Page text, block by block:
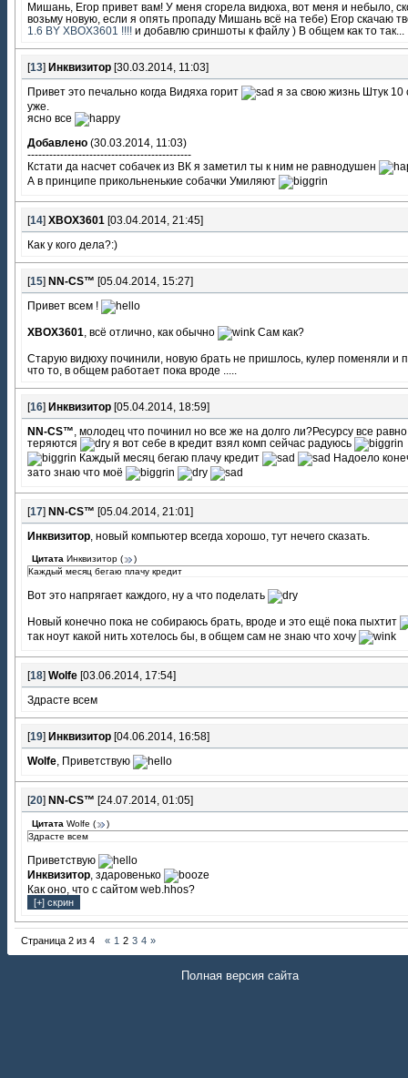
Мишань, Егор привет вам! У меня сгорела видюха, вот меня и небыло,
возьму новую, если я опять пропаду Мишань всё на тебе) Егор скачаю
1.6 BY XBOX3601 !!!! и добавлю сриншоты к файлу ) В общем как то так...
[13] Инквизитор [30.03.2014, 11:03]
Привет это печально когда Видяха горит
я за свою жизнь Штук 10
уже.
ясно все
Добавлено (30.03.2014, 11:03)
---------------------------------------------
Кстати да насчет собачек из ВК я заметил ты к ним не равнодушен
А в принципе прикольненькие собачки Умиляют
[14] XBOX3601 [03.04.2014, 21:45]
Как у кого дела?:)
[15] NN-CS™ [05.04.2014, 15:27]
Привет всем !
XBOX3601 , всё отлично, как обычно Сам как?
Старую видюху починили, новую брать не пришлось, кулер поменяли и
что то, в общем работает пока вроде .....
[16] Инквизитор [05.04.2014, 18:59]
NN-CS™ , молодец что починил но все же на долго ли?Ресурсу все равно
теряются
я вот себе в кредит взял комп сейчас радуюсь
Каждый месяц бегаю плачу кредит
Надоело
зато знаю что моё
[17] NN-CS™ [05.04.2014, 21:01]
Инквизитор , новый компьютер всегда хорошо, тут нечего сказать.
Цитата Инквизитор (
)
Каждый месяц бегаю плачу кредит
Вот это напрягает каждого, ну а что поделать
Новый конечно пока не собираюсь брать, вроде и это ещё пока пыхтит
так ноут какой нить хотелось бы, в общем сам не знаю что хочу
[18] Wolfe [03.06.2014, 17:54]
Здрасте всем
[19] Инквизитор [04.06.2014, 16:58]
Wolfe , Приветствую
[20] NN-CS™ [24.07.2014, 01:05]
Цитата Wolfe (
)
Здрасте всем
Приветствую
Инквизитор , здаровенько
Как оно, что с сайтом web.hhos?
Страница 2 из 4 « 1 2 3 4 »
Полная версия сайта